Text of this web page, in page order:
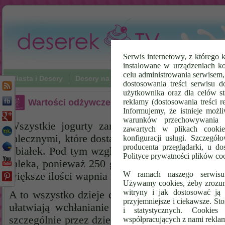
Serwis internetowy, z którego
instalowane w urządzeniach
celu administrowania
dostosowania treści serwisu
użytkownika oraz dla celów
reklamy (dostosowania treści
Informujemy, że istnieje
warunków
zawartych w plikach
konfiguracji usługi.
producenta przeglądarki, u
Polityce prywatności plików
W ramach naszego
Używamy cookies, żeby
witryny i jak dostosować ją
przyjemniejsze i ciekawsze.
i statystycznych.
współpracujących z nami
Ciasta i Desery Desery na zimno Napoje Poradniki
Wartości odżywcze
Wszystkie jogurty zarówno owocowe jak i
mlecznymi, które dostarczają naszemu
i białek. Pod tym względemjogurtysą o wiele
mleka, ponieważ 250 g jogurtu dostarcza
większe ilości wapnia niż 250 g mleka.
A to wszystko dzieje dzięki żywym kulturom
ułatwiają wchłanianie wapnia. Zatem
szczególnie przez dzieci w okresie rozwoju